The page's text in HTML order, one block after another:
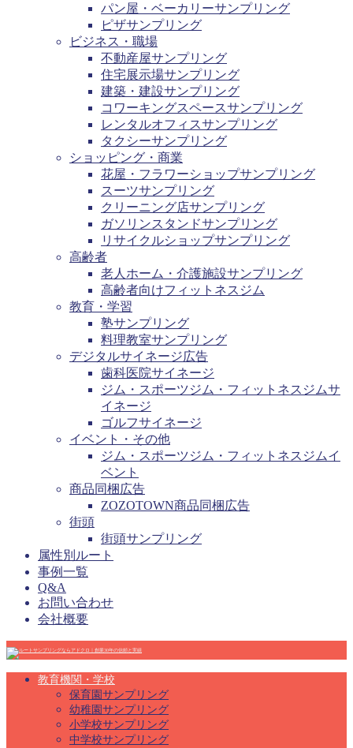
パン屋・ベーカリーサンプリング
ピザサンプリング
ビジネス・職場
不動産屋サンプリング
住宅展示場サンプリング
建築・建設サンプリング
コワーキングスペースサンプリング
レンタルオフィスサンプリング
タクシーサンプリング
ショッピング・商業
花屋・フラワーショップサンプリング
スーツサンプリング
クリーニング店サンプリング
ガソリンスタンドサンプリング
リサイクルショップサンプリング
高齢者
老人ホーム・介護施設サンプリング
高齢者向けフィットネスジム
教育・学習
塾サンプリング
料理教室サンプリング
デジタルサイネージ広告
歯科医院サイネージ
ジム・スポーツジム・フィットネスジムサ
イネージ
ゴルフサイネージ
イベント・その他
ジム・スポーツジム・フィットネスジムイ
ベント
商品同梱広告
ZOZOTOWN商品同梱広告
街頭
街頭サンプリング
属性別ルート
事例一覧
Q&A
お問い合わせ
会社概要
教育機関・学校
保育園サンプリング
幼稚園サンプリング
小学校サンプリング
中学校サンプリング